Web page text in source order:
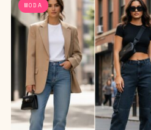
MODA